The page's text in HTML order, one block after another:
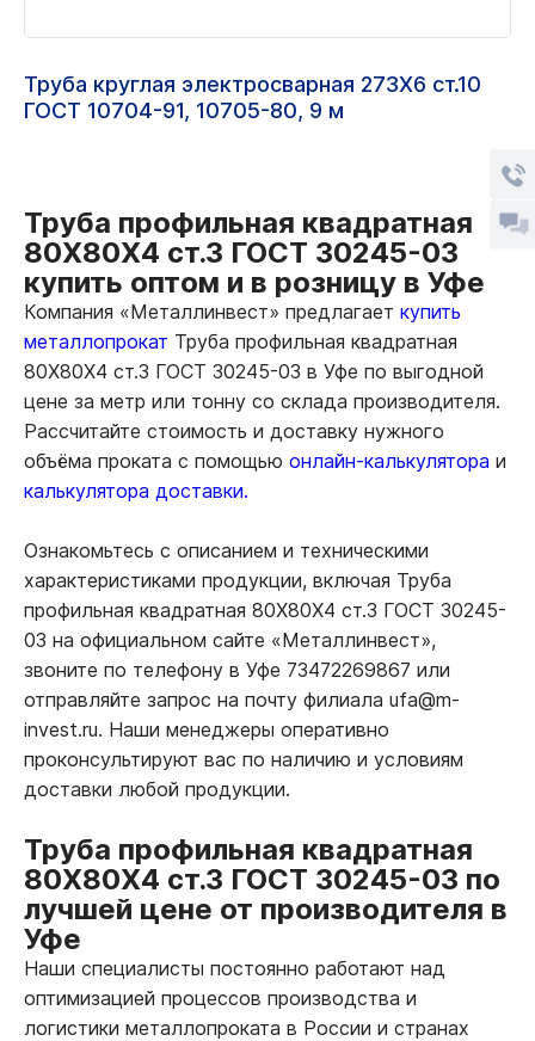
Труба круглая электросварная 273Х6 ст.10
ГОСТ 10704-91, 10705-80, 9 м
Труба профильная квадратная
80Х80Х4 ст.3 ГОСТ 30245-03
купить оптом и в розницу в Уфе
Компания «Металлинвест» предлагает купить
металлопрокат Труба профильная квадратная
80Х80Х4 ст.3 ГОСТ 30245-03 в Уфе по выгодной
цене за метр или тонну со склада производителя.
Рассчитайте стоимость и доставку нужного
объёма проката с помощью онлайн-калькулятора и
калькулятора доставки.
Ознакомьтесь с описанием и техническими
характеристиками продукции, включая Труба
профильная квадратная 80Х80Х4 ст.3 ГОСТ 30245-
03 на официальном сайте «Металлинвест»,
звоните по телефону в Уфе 73472269867 или
отправляйте запрос на почту филиала ufa@m-
invest.ru. Наши менеджеры оперативно
проконсультируют вас по наличию и условиям
доставки любой продукции.
Труба профильная квадратная
80Х80Х4 ст.3 ГОСТ 30245-03 по
лучшей цене от производителя в
Уфе
Наши специалисты постоянно работают над
оптимизацией процессов производства и
логистики металлопроката в России и странах